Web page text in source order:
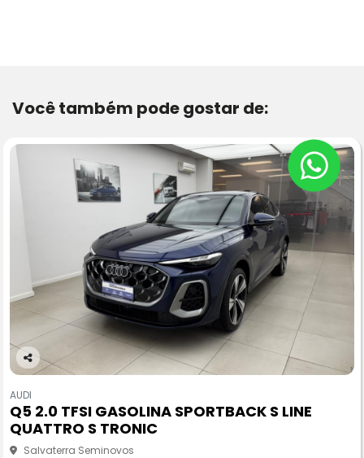
Você também pode gostar de:
Co
pa
rtil
he
AUDI
Q5 2.0 TFSI GASOLINA SPORTBACK S LINE
QUATTRO S TRONIC
Salvaterra Seminovos